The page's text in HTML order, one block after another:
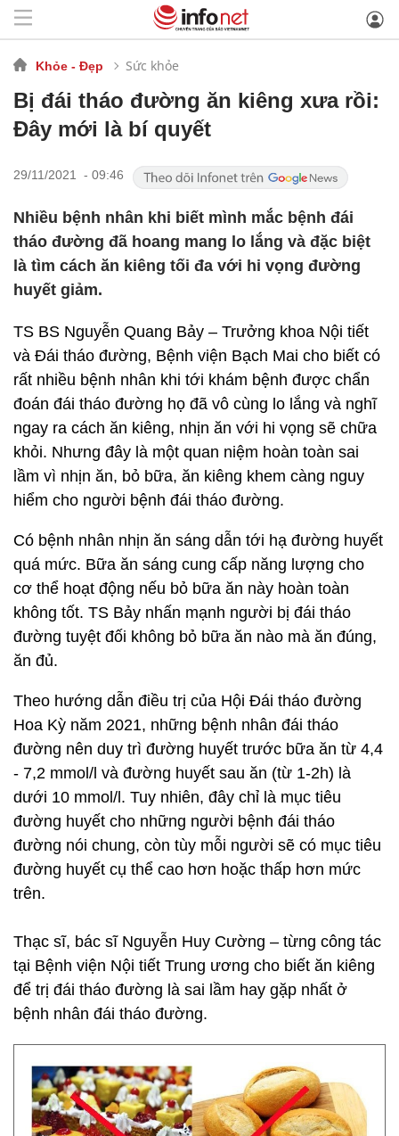
Khỏe - Đẹp Sức khỏe
Bị đái tháo đường ăn kiêng xưa rồi:
Đây mới là bí quyết
29/11/2021 - 09:46
Nhiều bệnh nhân khi biết mình mắc bệnh đái
tháo đường đã hoang mang lo lắng và đặc biệt
là tìm cách ăn kiêng tối đa với hi vọng đường
huyết giảm.
TS BS Nguyễn Quang Bảy – Trưởng khoa Nội tiết
và Đái tháo đường, Bệnh viện Bạch Mai cho biết có
rất nhiều bệnh nhân khi tới khám bệnh được chẩn
đoán đái tháo đường họ đã vô cùng lo lắng và nghĩ
ngay ra cách ăn kiêng, nhịn ăn với hi vọng sẽ chữa
khỏi. Nhưng đây là một quan niệm hoàn toàn sai
lầm vì nhịn ăn, bỏ bữa, ăn kiêng khem càng nguy
hiểm cho người bệnh đái tháo đường.
Có bệnh nhân nhịn ăn sáng dẫn tới hạ đường huyết
quá mức. Bữa ăn sáng cung cấp năng lượng cho
cơ thể hoạt động nếu bỏ bữa ăn này hoàn toàn
không tốt. TS Bảy nhấn mạnh người bị đái tháo
đường tuyệt đối không bỏ bữa ăn nào mà ăn đúng,
ăn đủ.
Theo hướng dẫn điều trị của Hội Đái tháo đường
Hoa Kỳ năm 2021, những bệnh nhân đái tháo
đường nên duy trì đường huyết trước bữa ăn từ 4,4
- 7,2 mmol/l và đường huyết sau ăn (từ 1-2h) là
dưới 10 mmol/l. Tuy nhiên, đây chỉ là mục tiêu
đường huyết cho những người bệnh đái tháo
đường nói chung, còn tùy mỗi người sẽ có mục tiêu
đường huyết cụ thể cao hơn hoặc thấp hơn mức
trên.
Thạc sĩ, bác sĩ Nguyễn Huy Cường – từng công tác
tại Bệnh viện Nội tiết Trung ương cho biết ăn kiêng
để trị đái tháo đường là sai lầm hay gặp nhất ở
bệnh nhân đái tháo đường.